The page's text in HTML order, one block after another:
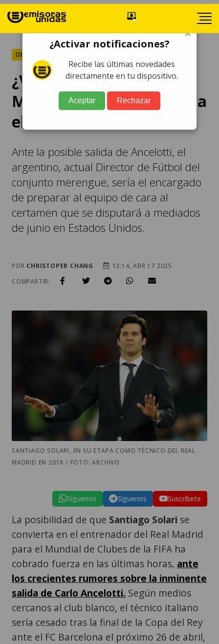
DEPORTES
¿Vuelve Solari? El Real
Madrid lo contempla para
el Mundial de Clubes
Ante la posible salida de Ancelotti, el
argentino, actual Director de Fútbol del
conjunto merengue, sería el encargado
de preparar al equipo de cara al
certamen que se disputará a mediados
de junio en Estados Unidos.
POR CHRISTOPER CHANG
13:14, ABR 17 2025
COMPARTIR:
SANTIAGO SOLARI, EN SU ETAPA COMO TÉCNICO DEL REAL
MADRID EN 2018 / FOTO: ARCHIVO
Síguenos Síguenos Suscríbete
La posibilidad de que Santiago Solari se
convierta en el entrenador del Real Madrid
para el Mundial de Clubes de la FIFA ha
cobrado fuerza en las últimas horas, ante
los crecientes rumores sobre la inminente
salida de Carlo Ancelotti. Según medios
cercanos al club blanco, el técnico italiano
sería cesado tras la final de la Copa del Rey
ante el FC Barcelona el próximo 26 de abril,
×
¿Activar notificaciones?
Recibe las últimas novedades
directamente en tu dispositivo.
Aceptar Rechazar